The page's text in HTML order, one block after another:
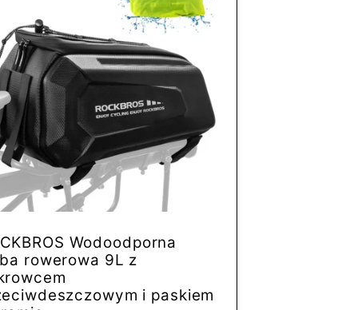
Wodoodporna
rowerowa 9L z
i paskiem